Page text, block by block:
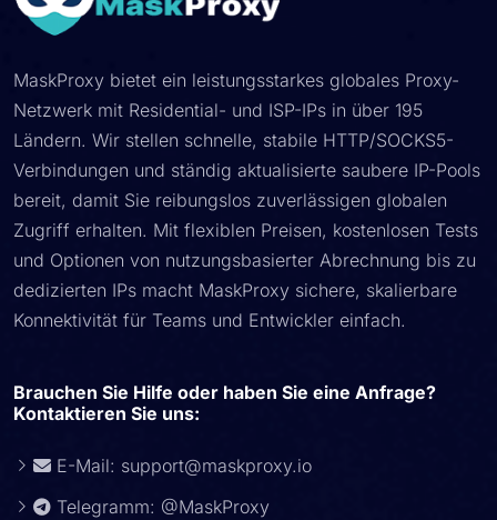
MaskProxy bietet ein leistungsstarkes globales Proxy-
Netzwerk mit Residential- und ISP-IPs in über 195
Ländern. Wir stellen schnelle, stabile HTTP/SOCKS5-
Verbindungen und ständig aktualisierte saubere IP-Pools
bereit, damit Sie reibungslos zuverlässigen globalen
Zugriff erhalten. Mit flexiblen Preisen, kostenlosen Tests
und Optionen von nutzungsbasierter Abrechnung bis zu
dedizierten IPs macht MaskProxy sichere, skalierbare
Konnektivität für Teams und Entwickler einfach.
Brauchen Sie Hilfe oder haben Sie eine Anfrage?
Kontaktieren Sie uns:
E-Mail: support@maskproxy.io
Telegramm: @MaskProxy